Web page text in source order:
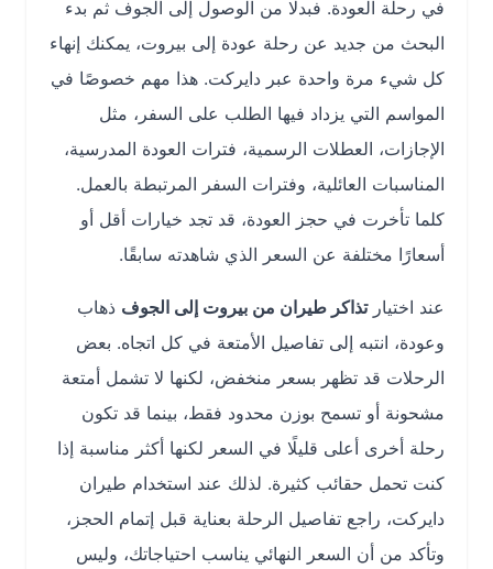
في رحلة العودة. فبدلًا من الوصول إلى الجوف ثم بدء
البحث من جديد عن رحلة عودة إلى بيروت، يمكنك إنهاء
كل شيء مرة واحدة عبر دايركت. هذا مهم خصوصًا في
المواسم التي يزداد فيها الطلب على السفر، مثل
الإجازات، العطلات الرسمية، فترات العودة المدرسية،
المناسبات العائلية، وفترات السفر المرتبطة بالعمل.
كلما تأخرت في حجز العودة، قد تجد خيارات أقل أو
أسعارًا مختلفة عن السعر الذي شاهدته سابقًا.
عند اختيارتذاكر طيران من بيروت إلى الجوفذهاب
وعودة، انتبه إلى تفاصيل الأمتعة في كل اتجاه. بعض
الرحلات قد تظهر بسعر منخفض، لكنها لا تشمل أمتعة
مشحونة أو تسمح بوزن محدود فقط، بينما قد تكون
رحلة أخرى أعلى قليلًا في السعر لكنها أكثر مناسبة إذا
كنت تحمل حقائب كثيرة. لذلك عند استخدام طيران
دايركت، راجع تفاصيل الرحلة بعناية قبل إتمام الحجز،
وتأكد من أن السعر النهائي يناسب احتياجاتك، وليس